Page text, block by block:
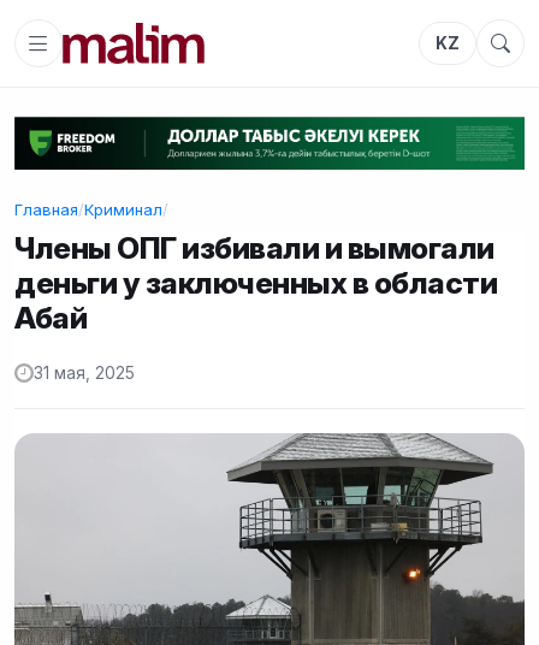
KZ
Главная/Криминал/
Члены ОПГ избивали и вымогали
деньги у заключенных в области
Абай
31 мая, 2025